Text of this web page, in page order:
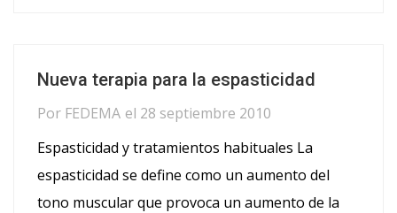
Nueva terapia para la espasticidad
Por FEDEMA el 28 septiembre 2010
Espasticidad y tratamientos habituales La
espasticidad se define como un aumento del
tono muscular que provoca un aumento de la